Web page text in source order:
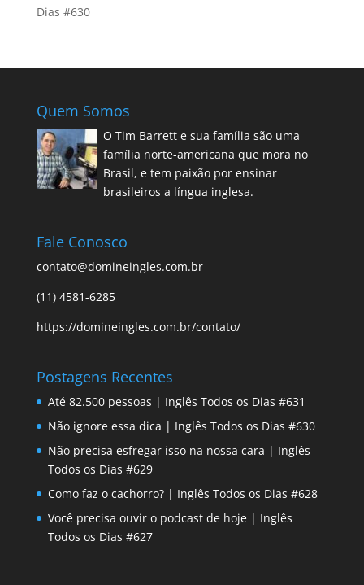
Dias #630
Quem Somos
O Tim Barrett e sua família são uma
família norte-americana que mora no
Brasil, e tem paixão por ensinar
brasileiros a língua inglesa.
Fale Conosco
contato@domineingles.com.br
(11) 4581-6285
https://domineingles.com.br/contato/
Postagens Recentes
Até 82.500 pessoas | Inglês Todos os Dias #631
Não ignore essa dica | Inglês Todos os Dias #630
Não precisa esfregar isso na nossa cara | Inglês
Todos os Dias #629
Como faz o cachorro? | Inglês Todos os Dias #628
Você precisa ouvir o podcast de hoje | Inglês
Todos os Dias #627